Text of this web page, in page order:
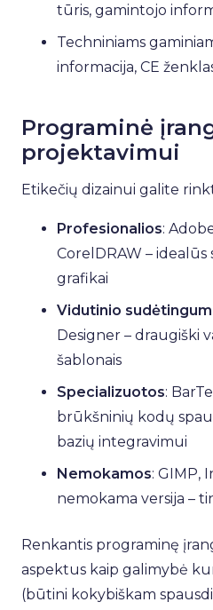
tūris, gamintojo
Techniniams
informacija, CE
Programinė
projektavimui
Etikečių dizainui galite
Profesionalios:
CorelDRAW –
grafikai
Vidutinio
Designer – draugiški
šablonais
Specializuotos:
brūkšninių kodų
bazių integravimui
Nemokamos: GIMP,
nemokama versija –
Renkantis programinę
aspektus kaip galimybė
(būtini kokybiškam